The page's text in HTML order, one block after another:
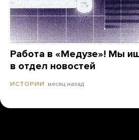
Работа в «Медузе»! Мы
в отдел новостей
ИСТОРИИ месяц назад